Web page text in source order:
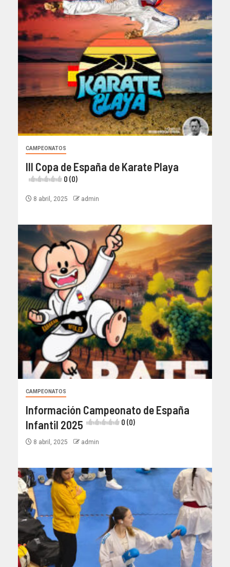
CAMPEONATOS
III Copa de España de Karate Playa
0 (0)
8 abril, 2025 admin
CAMPEONATOS
Información Campeonato de España
Infantil 2025
0 (0)
8 abril, 2025 admin